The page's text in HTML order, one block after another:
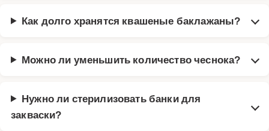
Как долго хранятся квашеные баклажаны?
Можно ли уменьшить количество чеснока?
Нужно ли стерилизовать банки для
закваски?